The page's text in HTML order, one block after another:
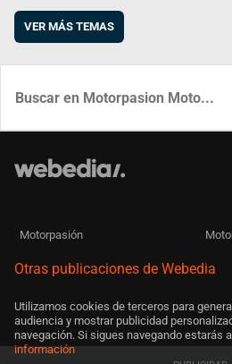
VER MÁS TEMAS
Motorpasión
Otras publicaciones de Webedia
Utilizamos cookies de terceros para
audiencia y mostrar publicidad
navegación. Si sigues navegando estarás
información